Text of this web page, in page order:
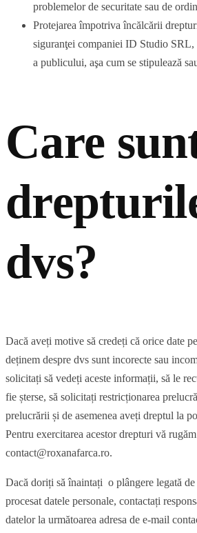
problemelor de securitate sau de
Protejarea împotriva încălcării
siguranţei companiei ID Studio
a publicului, aşa cum se stipulează
Care
dvs?
Dacă aveți motive să credeți că orice date
deținem despre dvs sunt incorecte sau
solicitați să vedeți aceste informații, să le
fie șterse, să solicitați restricționarea
prelucrării și de asemenea aveți dreptul la
Pentru exercitarea acestor drepturi vă
contact@roxanafarca.ro.
Dacă doriți să înaintați o plângere legată
procesat datele personale, contactați
datelor la următoarea adresa de e-mail